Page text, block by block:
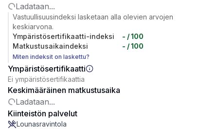
Ladataan...
Vastuullisuusindeksi lasketaan alla olevien arvojen
keskiarvona.
Ympäristösertifikaatti-indeksi
- / 100
Matkustusaikaindeksi
- / 100
Miten indeksit on laskettu?
Ympäristösertifikaatti
Ei ympäristösertifikaattia
Keskimääräinen matkustusaika
Ladataan...
Kiinteistön palvelut
Lounasravintola